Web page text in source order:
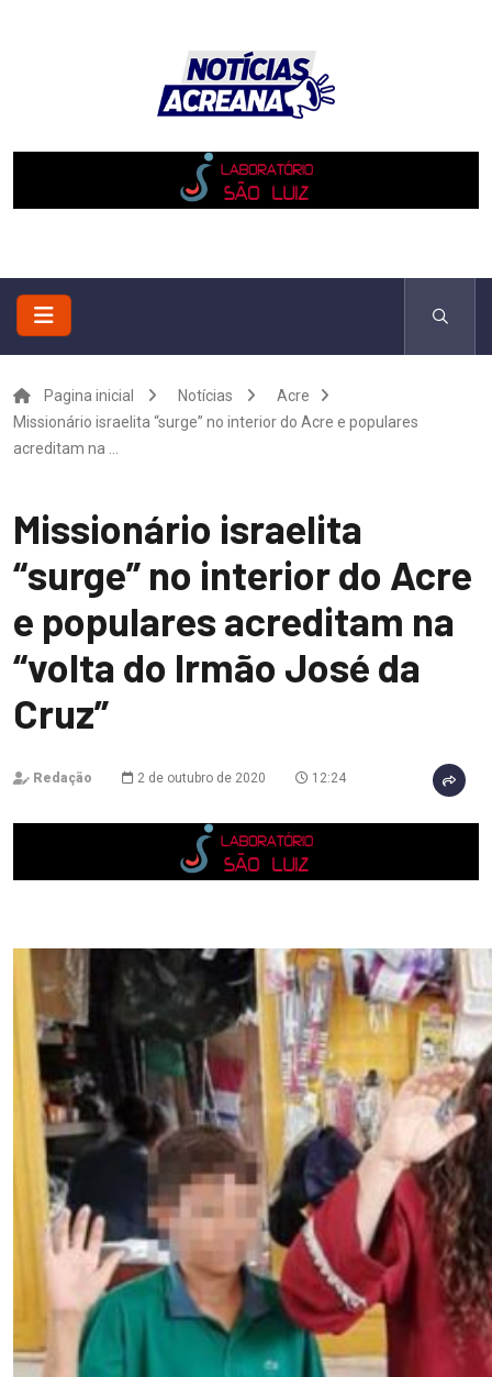
Pagina inicial Notícias
Acre
Missionário israelita “surge” no interior do Acre e populares
acreditam na ...
Missionário israelita
“surge” no interior do Acre
e populares acreditam na
“volta do Irmão José da
Cruz”
Redação 2 de outubro de 2020 12:24